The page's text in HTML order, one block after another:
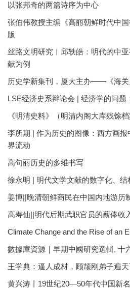
以张邦奇的两篇诗序为中心
张伯伟教授主编《高丽朝鲜时代中
版
丝路文明研究︱邱轶皓：明代的中
献为例
历史学新集刊，厦大主办——《海关
LSE经济史系辩论会 | 经济学的问题
《明清史料》（明清内阁大库残馀档
李所期 | 作为历史的图像：西方画
界流动
高句丽历史的多维书写
徐永明 | 明代文学文献的数字化、结
姜博||晚清朝鲜商民在中国内地游历
高寿仙||明代后期武职官员的薪俸收
Climate Change and the Rise of an
數據庫資源｜早期中國研究選輯, 十
王学典：逼人成材，顾颉刚弟子遍
黄兴涛丨19世纪20—50年代中国新